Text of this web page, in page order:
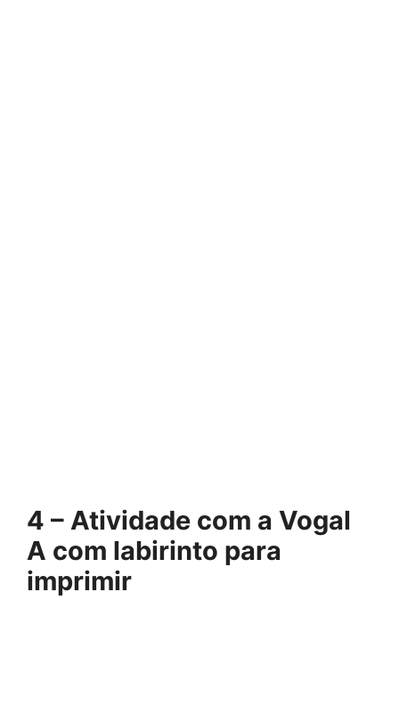
4 – Atividade com a Vogal
A com labirinto para
imprimir